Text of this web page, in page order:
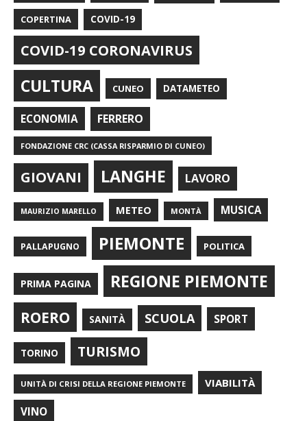
COPERTINA COVID-19
COVID-19 CORONAVIRUS
CULTURA CUNEO DATAMETEO
ECONOMIA FERRERO
FONDAZIONE CRC (CASSA RISPARMIO DI CUNEO)
GIOVANI LANGHE LAVORO
MAURIZIO MARELLO METEO MONTÀ MUSICA
PALLAPUGNO PIEMONTE POLITICA
PRIMA PAGINA REGIONE PIEMONTE
ROERO SANITÀ SCUOLA SPORT
TORINO TURISMO
UNITÀ DI CRISI DELLA REGIONE PIEMONTE VIABILITÀ
VINO